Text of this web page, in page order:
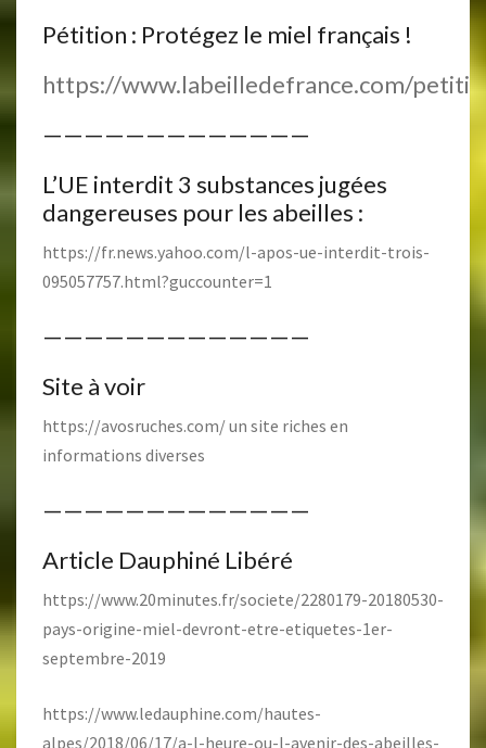
Pétition : Protégez le miel français !
https://www.labeilledefrance.com/
—————————————
L’UE interdit 3 substances jugées
dangereuses pour les abeilles :
https://fr.news.yahoo.com/l-apos-ue-interdit-trois-
095057757.html?guccounter=1
—————————————
Site à voir
https://avosruches.com/un site riches en
informations diverses
—————————————
Article Dauphiné Libéré
https://www.20minutes.fr/societe/2280179-20180530-
pays-origine-miel-devront-etre-etiquetes-1er-
septembre-2019
https://www.ledauphine.com/hautes-
alpes/2018/06/17/a-l-heure-ou-l-avenir-des-abeilles-